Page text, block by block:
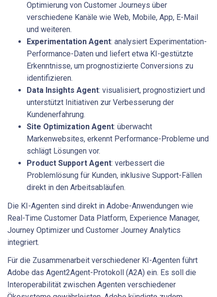
Optimierung von Customer Journeys über
verschiedene Kanäle wie Web, Mobile, App, E-Mail
und weiteren.
Experimentation Agent: analysiert Experimentation-
Performance-Daten und liefert etwa KI-gestützte
Erkenntnisse, um prognostizierte Conversions zu
identifizieren.
Data Insights Agent: visualisiert, prognostiziert und
unterstützt Initiativen zur Verbesserung der
Kundenerfahrung.
Site Optimization Agent: überwacht
Markenwebsites, erkennt Performance-Probleme und
schlägt Lösungen vor.
Product Support Agent: verbessert die
Problemlösung für Kunden, inklusive Support-Fällen
direkt in den Arbeitsabläufen.
Die KI-Agenten sind direkt in Adobe-Anwendungen wie
Real-Time Customer Data Platform, Experience Manager,
Journey Optimizer und Customer Journey Analytics
integriert.
Für die Zusammenarbeit verschiedener KI-Agenten führt
Adobe das Agent2Agent-Protokoll (A2A) ein. Es soll die
Interoperabilität zwischen Agenten verschiedener